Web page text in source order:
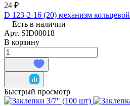
24 ₽
D 123-2-16 (20) механизм кольцевой
Есть в наличии
Арт. SID00018
В корзину
Быстрый просмотр